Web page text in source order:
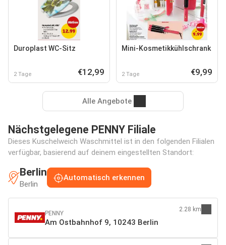
Duroplast WC-Sitz
2 Tage €12,99
Mini-Kosmetikkühlschrank
2 Tage €9,99
Alle Angebote
Nächstgelegene PENNY Filiale
Dieses Kuschelweich Waschmittel ist in den folgenden Filialen
verfügbar, basierend auf deinem eingestellten Standort:
Berlin
Berlin
Automatisch erkennen
PENNY
Am Ostbahnhof 9, 10243 Berlin
2.28 km